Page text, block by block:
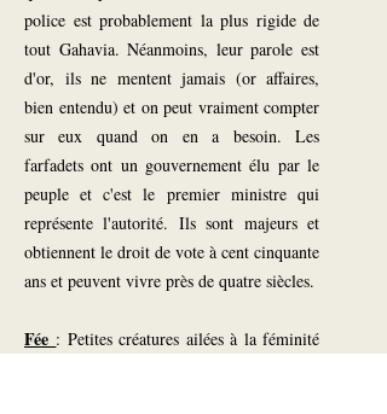
police est probablement la plus rigide de
tout Gahavia. Néanmoins, leur parole est
d'or, ils ne mentent jamais (or affaires,
bien entendu) et on peut vraiment compter
sur eux quand on en a besoin. Les
farfadets ont un gouvernement élu par le
peuple et c'est le premier ministre qui
représente l'autorité. Ils sont majeurs et
obtiennent le droit de vote à cent cinquante
ans et peuvent vivre près de quatre siècles.
Fée : Petites créatures ailées à la féminité